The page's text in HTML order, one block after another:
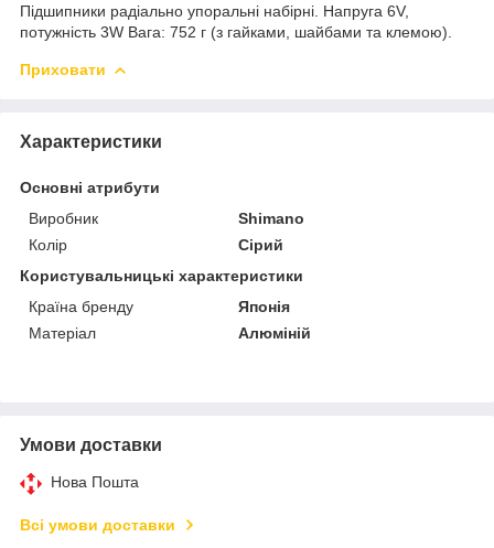
Підшипники радіально упоральні набірні. Напруга 6V,
потужність 3W Вага: 752 г (з гайками, шайбами та клемою).
Приховати
Характеристики
Основні атрибути
Виробник
Shimano
Колір
Сірий
Користувальницькі характеристики
Країна бренду
Японія
Матеріал
Алюміній
Умови доставки
Нова Пошта
Всі умови доставки